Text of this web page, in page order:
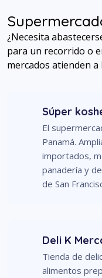
¿Necesita
para un recorrido o
mercados atienden
Súper
El
Panamá.
importados,
panadería y
de San
Deli K
Tienda de
alimentos